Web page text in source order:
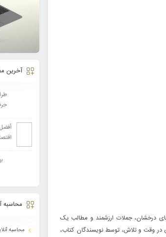
درخشان، جملات ارزشمند و مطالب یک
در وقت و تلاش، توسط نویسندگان کتاب،
آخرین
محاسبه
محاسبه